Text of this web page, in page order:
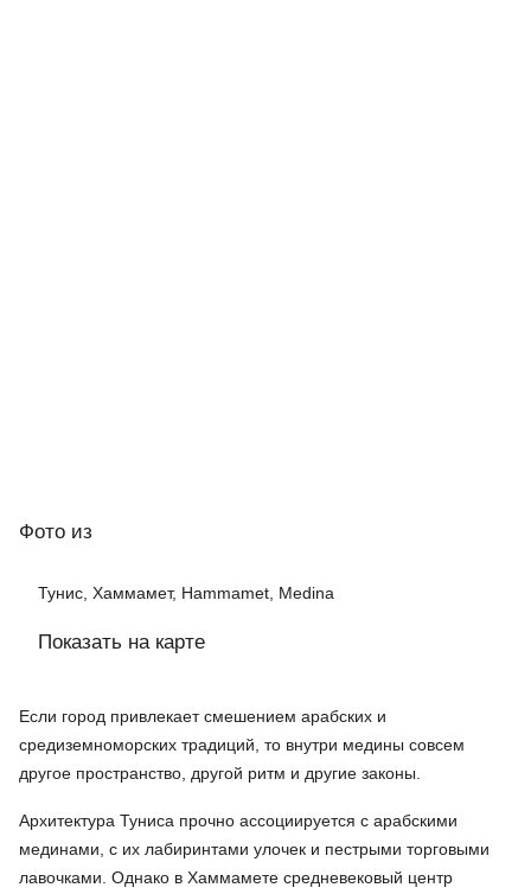
Фото из
Тунис, Хаммамет, Hammamet, Medina
Показать на карте
Если город привлекает смешением арабских и
средиземноморских традиций, то внутри медины совсем
другое пространство, другой ритм и другие законы.
Архитектура Туниса прочно ассоциируется с арабскими
мединами, с их лабиринтами улочек и пестрыми торговыми
лавочками. Однако в Хаммамете средневековый центр